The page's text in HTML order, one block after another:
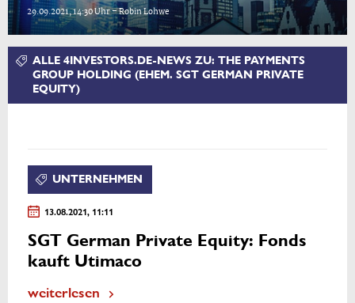
29.09.2021, 14:30 Uhr – Robin Lohwe
ALLE 4INVESTORS.DE-NEWS ZU: THE PAYMENTS
GROUP HOLDING (EHEM. SGT GERMAN PRIVATE
EQUITY)
UNTERNEHMEN
13.08.2021, 11:11
SGT German Private Equity: Fonds
kauft Utimaco
weiterlesen